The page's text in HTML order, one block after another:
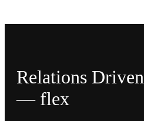
Relations
— flex